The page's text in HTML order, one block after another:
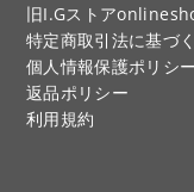
旧I.Gストア
特定商取引法に基づ
個人情報保護ポリシー
返品ポリシー
利用規約